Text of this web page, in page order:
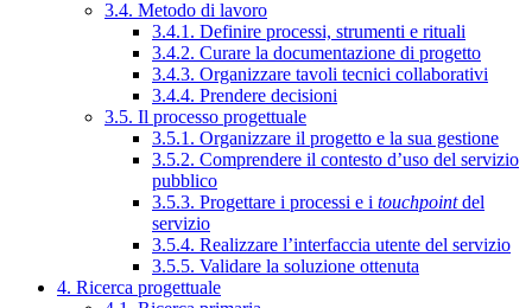
3.4. Metodo di lavoro
3.4.1. Definire processi, strumenti e rituali
3.4.2. Curare la documentazione di progetto
3.4.3. Organizzare tavoli tecnici collaborativi
3.4.4. Prendere decisioni
3.5. Il processo progettuale
3.5.1. Organizzare il progetto e la sua gestione
3.5.2. Comprendere il contesto d’uso del servizio
pubblico
3.5.3. Progettare i processi e i touchpointdel
servizio
3.5.4. Realizzare l’interfaccia utente del servizio
3.5.5. Validare la soluzione ottenuta
4. Ricerca progettuale